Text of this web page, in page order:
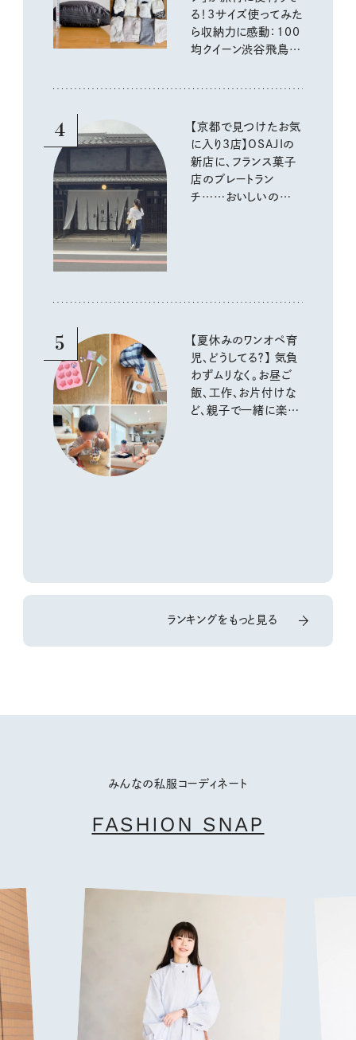
る！3サイズ使ってみた
ら収納力に感動：100
均クイーン渋谷飛鳥の
4
【京都で見つけたお気
に入り3店】OSAJIの
新店に、フランス菓子
店のプレートラン
チ……おいしいのんび
5
【夏休みのワンオペ育
児、どうしてる？】 気負
わずムリなく。お昼ご
飯、工作、お片付けな
ど、親子で一緒に楽し
ランキングをもっと見る
みんなの私服コーディネート
FASHION SNAP